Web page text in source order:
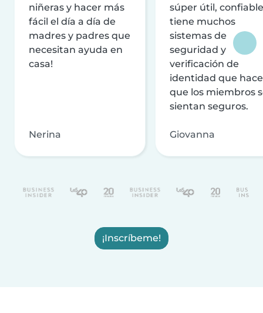
niñeras y hacer más
fácil el día a día de
madres y padres que
necesitan ayuda en
casa!
Nerina
súper útil,
tiene muchos
sistemas de
seguridad y
verificación de
identidad que
que los miembros
sientan seguros.
Giovanna
¡Inscríbeme!